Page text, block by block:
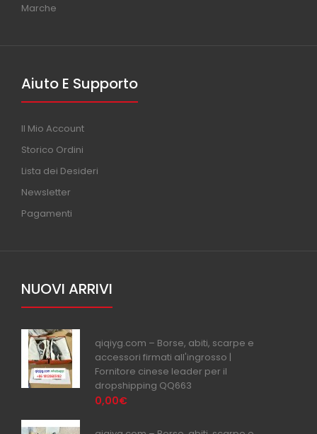
Marche
Aiuto E Supporto
Il Mio Account
Storico Ordini
Lista dei Desideri
Newsletter
Pagamenti
NUOVI ARRIVI
qiqiyg.com – Borse, abiti, scarpe e
accessori firmati all'ingrosso |
Fornitore cinese leader per il
dropshipping QQ663
0,00€